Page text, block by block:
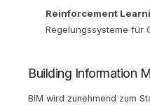
Reinforcement
Regelungssysteme für
Building Information
BIM wird zunehmend zum